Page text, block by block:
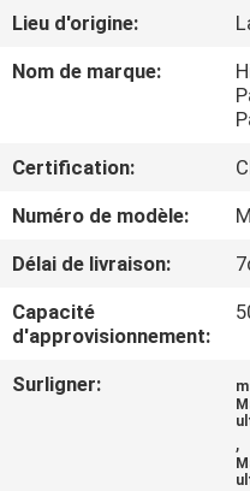
PROPOS
DE
VISITE
DE
L'USINE
CONTRÔLE
QUALITÉ
Lieu d'origine:
Nom de marque:
Certification:
Numéro de modèle:
Délai de livraison:
Capacité
d'approvisionnement:
Surligner:
,